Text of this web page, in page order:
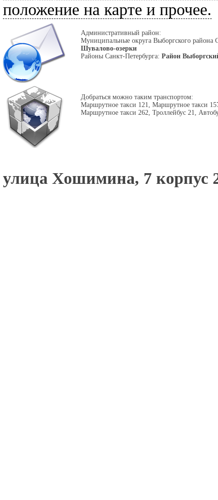
положение на карте и прочее.
Административный район:
Муниципальные округа Выборгского
Шувалово-озерки
Районы Санкт-Петербурга: Район
Добраться можно таким транспортом:
Маршрутное такси 121, Маршрутное такси
Маршрутное такси 262, Троллейбус 21,
улица Хошимина, 7 корпус